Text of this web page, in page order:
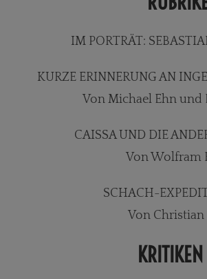
IM PORTRÄT:
KURZE ERINNERUNG AN
Von Michael Ehn und
CAISSA UND DIE
Von Wolfram
SCHACH-
Von Christian